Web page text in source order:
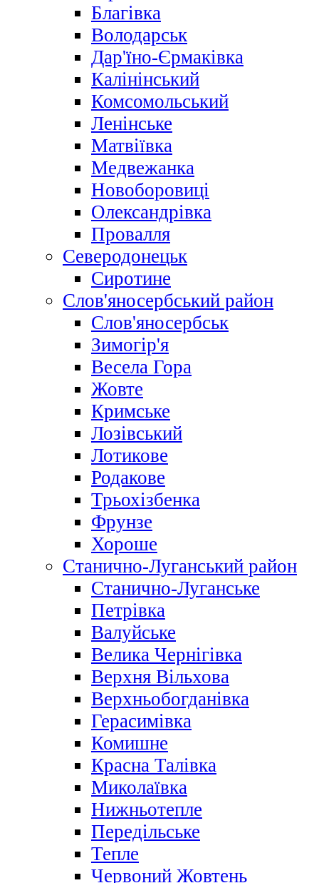
Благівка
Володарськ
Дар'їно-Єрмаківка
Калінінський
Комсомольський
Ленінське
Матвіївка
Медвежанка
Новоборовиці
Олександрівка
Провалля
Северодонецьк
Сиротине
Слов'яносербський район
Слов'яносербськ
Зимогір'я
Весела Гора
Жовте
Кримське
Лозівський
Лотикове
Родакове
Трьохізбенка
Фрунзе
Хороше
Станично-Луганський район
Станично-Луганське
Петрівка
Валуйське
Велика Чернігівка
Верхня Вільхова
Верхньобогданівка
Герасимівка
Комишне
Красна Талівка
Миколаївка
Нижньотепле
Передільське
Тепле
Червоний Жовтень